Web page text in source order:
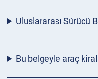
Uluslararası Sürücü
Bu belgeyle araç